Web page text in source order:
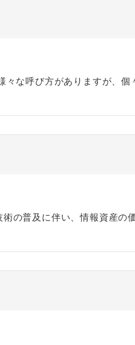
な呼び方がありますが、個
の普及に伴い、情報資産の